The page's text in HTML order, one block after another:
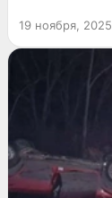
19 ноября,